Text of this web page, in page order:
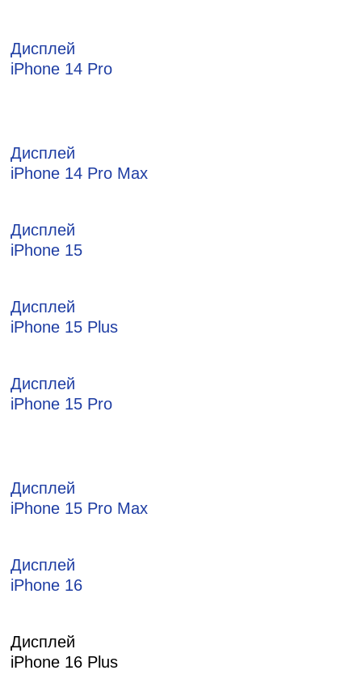
Дисплей
iPhone 14 Pro
Дисплей
iPhone 14 Pro Max
Дисплей
iPhone 15
Дисплей
iPhone 15 Plus
Дисплей
iPhone 15 Pro
Дисплей
iPhone 15 Pro Max
Дисплей
iPhone 16
Дисплей
iPhone 16 Plus